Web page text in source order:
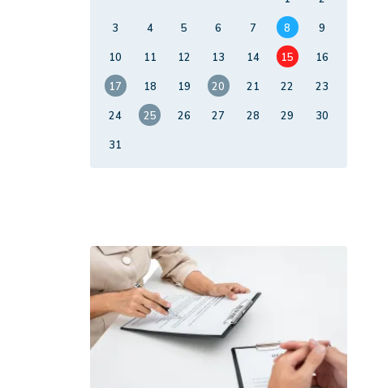
3
4 5 6 7 8
9
10
11 12 13 14 15
16
17
18 19 20 21 22
23
24
25 26 27 28 29
30
31